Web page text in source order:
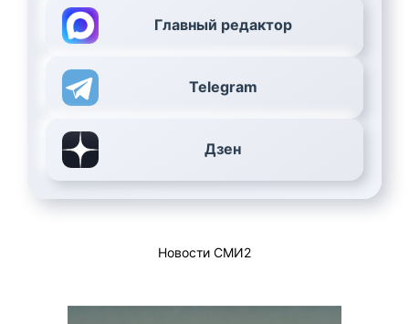
Главный редактор
Telegram
Дзен
Новости СМИ2